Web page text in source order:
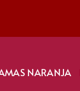
NARANJA